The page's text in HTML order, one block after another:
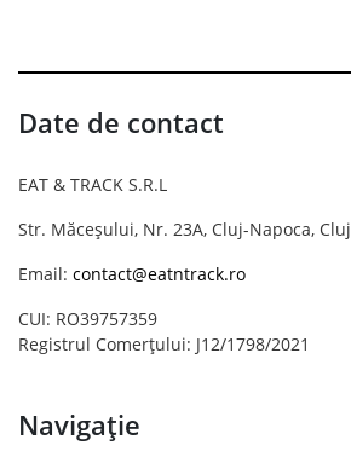
Date de contact
EAT & TRACK S.R.L
Str. Măceșului, Nr. 23A, Cluj-Napoca, Cluj
Email: contact@eatntrack.ro
CUI: RO39757359
Registrul Comerțului: J12/1798/2021
Navigație